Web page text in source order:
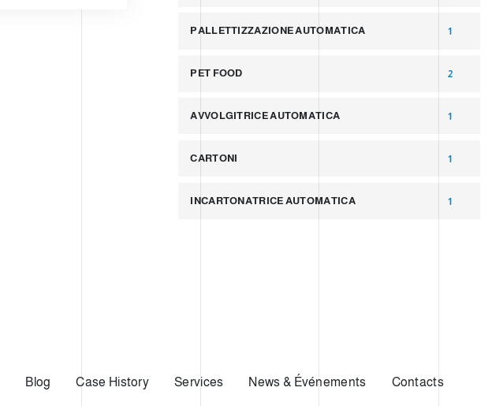
PALLETTIZZAZIONE AUTOMATICA 1
PET FOOD 2
AVVOLGITRICE AUTOMATICA 1
CARTONI 1
INCARTONATRICE AUTOMATICA 1
Blog Case History Services News & Événements Contacts